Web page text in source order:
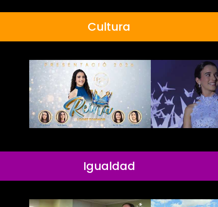
Cultura
Igualdad